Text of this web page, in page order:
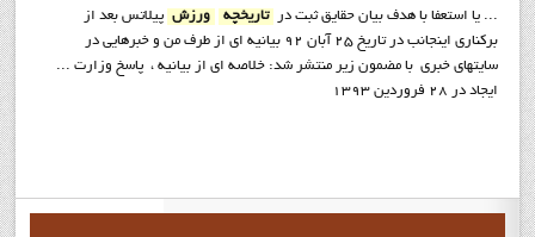
... يا استعفا با هدف بيان حقايق ثبت در
تاريخچه ورزش پيلاتس بعد از
برکناري اينجانب در تاريخ 25 آبان 92 بيانيه اي از طرف من و خبرهايي در
سايتهاي خبري با مضمون زير منتشر شد: خلاصه اي از بيانيه ، پاسخ وزارت ...
ایجاد در 28 فروردين 1393